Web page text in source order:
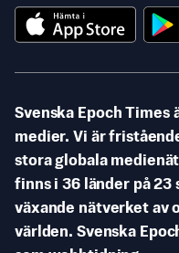
Svenska Epoch Times
medier. Vi är
stora globala
finns i 36 länder på 23
växande nätverket av
världen. Svenska